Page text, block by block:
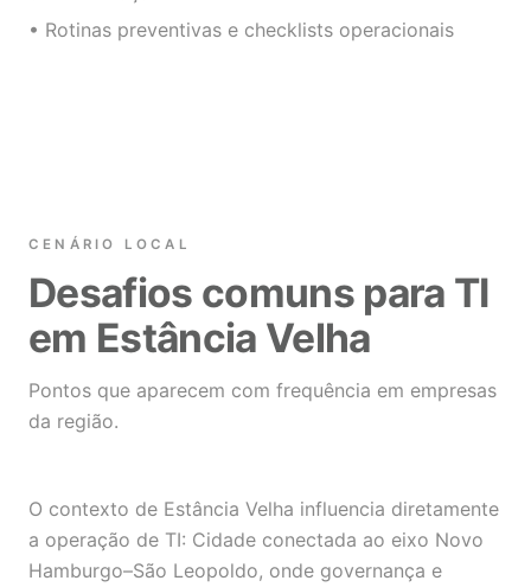
• Rotinas preventivas e checklists operacionais
CENÁRIO LOCAL
Desafios comuns para TI
em Estância Velha
Pontos que aparecem com frequência em empresas
da região.
O contexto de Estância Velha influencia diretamente
a operação de TI: Cidade conectada ao eixo Novo
Hamburgo–São Leopoldo, onde governança e